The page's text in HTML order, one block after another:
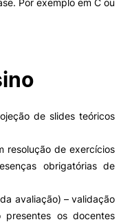
©2026 Instituto Politécnico de
Por exemplo em C ou
de slides teóricos
resolução de exercícios
obrigatórias de
avaliação) – validação
os docentes